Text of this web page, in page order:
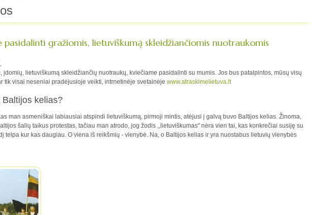
pasidalinti gražiomis, lietuviškumą skleidžiančiomis nuotraukomis
įdomių, lietuviškumą skleidžiančių nuotraukų, kviečiame pasidalinti su mumis. Jos bus patalpintos, mūsų visų
tik visai neseniai pradėjusioje veikti, intrnetinėje svetainėje www.atraskimelietuva.lt
Baltijos kelias?
man asmeniškai labiausiai atspindi lietuviškumą, pirmoji mintis, atėjusi į galvą buvo Baltijos kelias. Žinoma,
šalių taikus protestas, tačiau man atrodo, jog žodis ,,lietuviškumas" nėra vien tai, kas konkrečiai susiję su
telpa kur kas daugiau. O viena iš reikšmių - vienybė. Na, o Baltijos kelias ir yra nuostabus lietuvių vienybės